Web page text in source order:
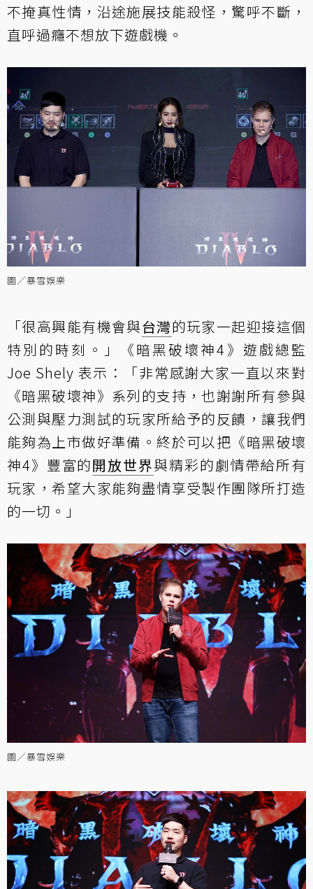
不掩真性情，沿途施展技能殺怪，驚呼不斷，
直呼過癮不想放下遊戲機。
圖／暴雪娛樂
「很高興能有機會與台灣的玩家一起迎接這個
特別的時刻。」《暗黑破壞神4》遊戲總監
Joe Shely 表示：「非常感謝大家一直以來對
《暗黑破壞神》系列的支持，也謝謝所有參與
公測與壓力測試的玩家所給予的反饋，讓我們
能夠為上市做好準備。終於可以把《暗黑破壞
神4》豐富的開放世界與精彩的劇情帶給所有
玩家，希望大家能夠盡情享受製作團隊所打造
的一切。」
圖／暴雪娛樂